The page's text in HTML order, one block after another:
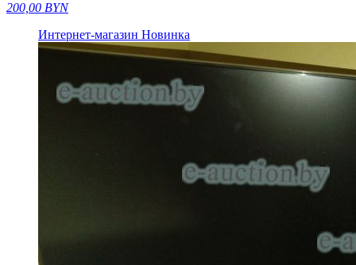
200,00 BYN
Интернет-магазин Новинка